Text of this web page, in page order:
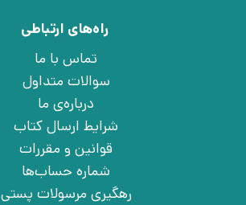
راه‌های ارتباطی
تماس با ما
سوالات متداول
درباره‌ی ما
شرایط ارسال کتاب
قوانین و مقررات
شماره حساب‌ها
رهگیری مرسولات پستی